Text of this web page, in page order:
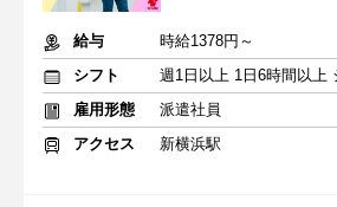
給与
時給1378円～
シフト
雇用形態
派遣社員
アクセス
新横浜駅